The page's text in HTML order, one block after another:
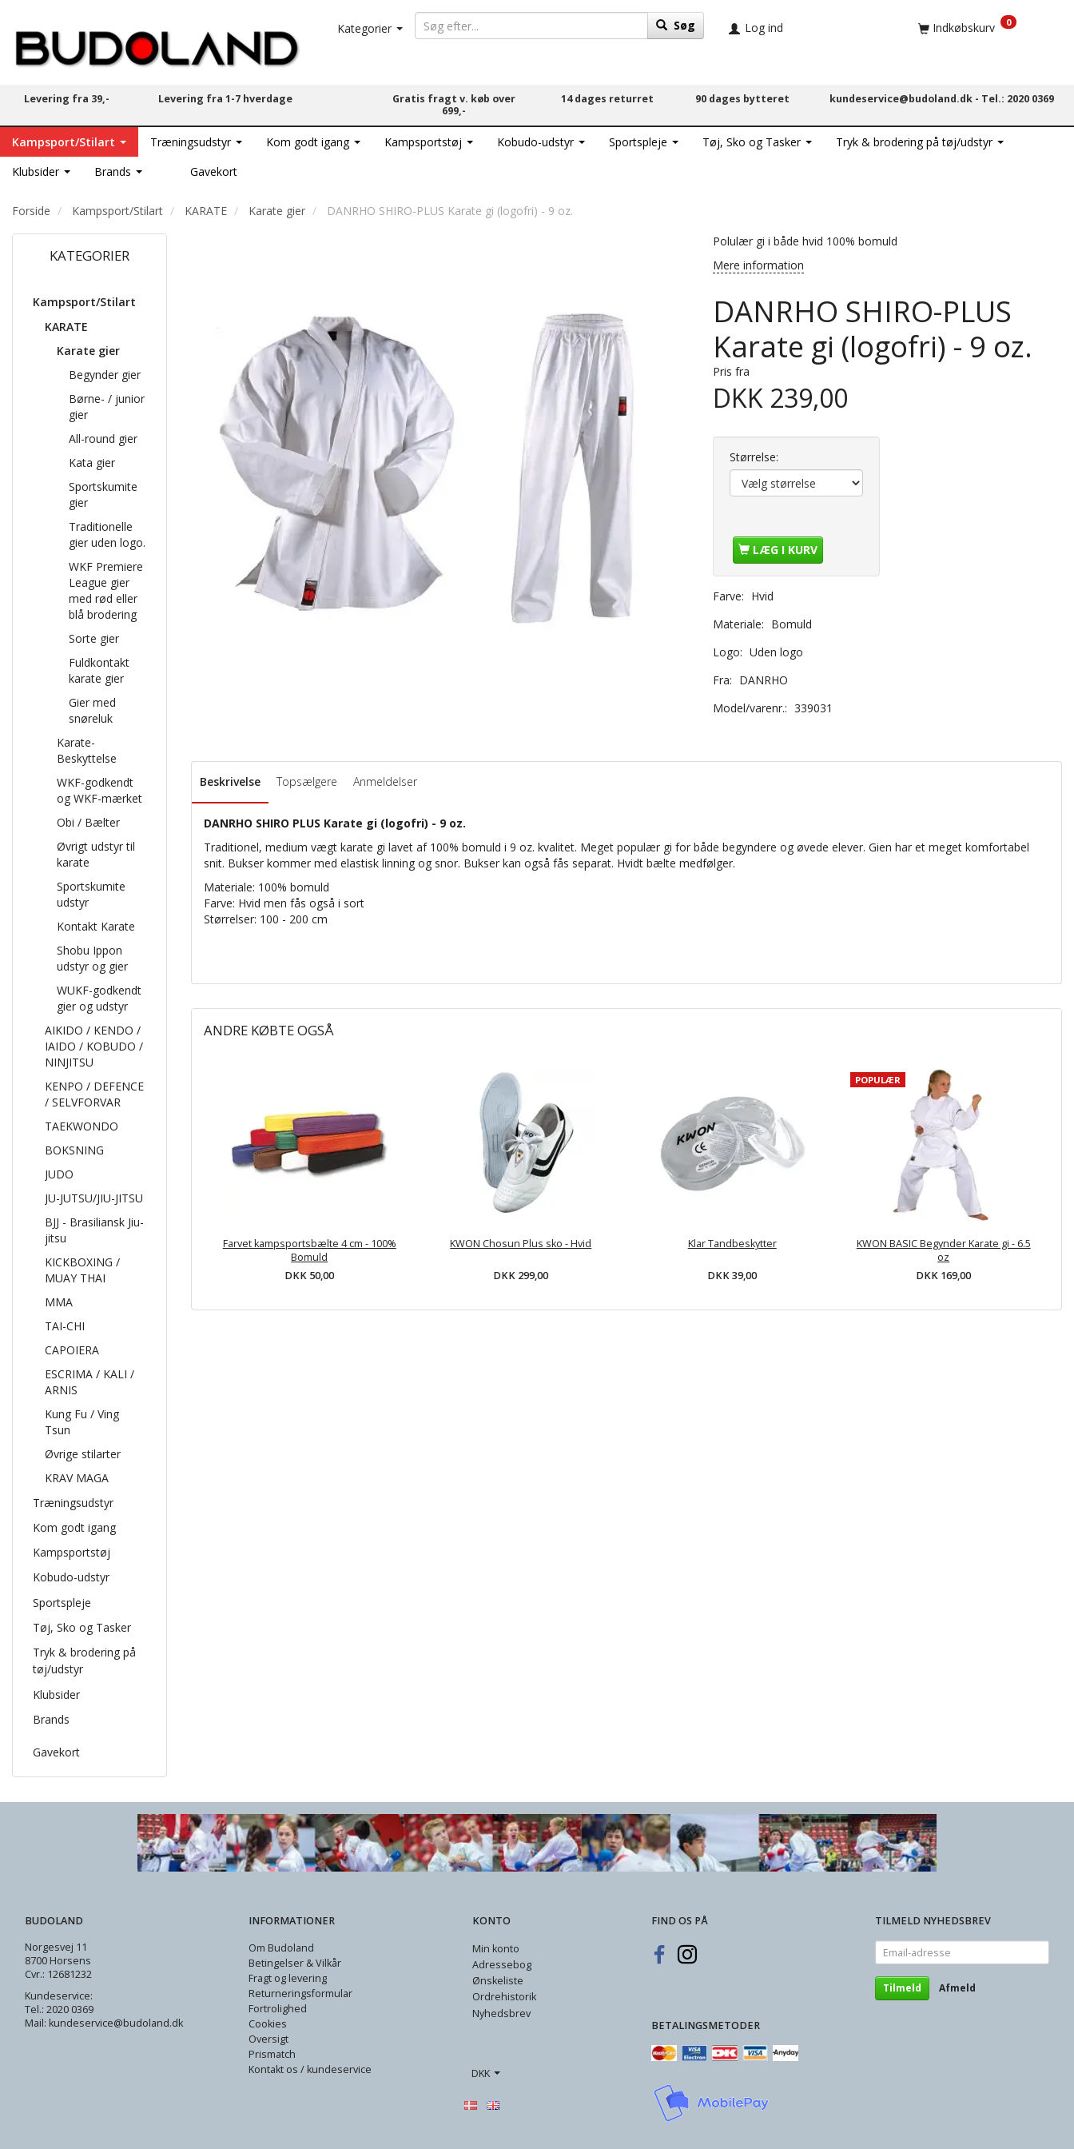
Kategorier Søg Log ind Indkøbskurv 0
Levering fra 39,- Levering fra 1-7 hverdage
Gratis fragt v. køb over
699,-
14 dages returret 90 dages bytteret kundeservice@budoland.dk - Tel.: 2020 0369
Kampsport/Stilart Træningsudstyr Kom godt igang Kampsportstøj Kobudo-udstyr Sportspleje Tøj, Sko og Tasker
Tryk & brodering på tøj/udstyr
Klubsider
Brands Gavekort
Forside Kampsport/Stilart KARATE Karate gier DANRHO SHIRO-PLUS Karate gi (logofri) - 9 oz.
KATEGORIER
Kampsport/Stilart
KARATE
Karate gier
Begynder gier
Børne- / junior
gier
All-round gier
Kata gier
Sportskumite
gier
Traditionelle
gier uden logo.
WKF Premiere
League gier
med rød eller
blå brodering
Sorte gier
Fuldkontakt
karate gier
Gier med
snøreluk
Karate-
Beskyttelse
WKF-godkendt
og WKF-mærket
Obi / Bælter
Øvrigt udstyr til
karate
Sportskumite
udstyr
Kontakt Karate
Shobu Ippon
udstyr og gier
WUKF-godkendt
gier og udstyr
AIKIDO / KENDO /
IAIDO / KOBUDO /
NINJITSU
KENPO / DEFENCE
/ SELVFORVAR
TAEKWONDO
BOKSNING
JUDO
JU-JUTSU/JIU-JITSU
BJJ - Brasiliansk Jiu-
jitsu
KICKBOXING /
MUAY THAI
MMA
TAI-CHI
CAPOIERA
ESCRIMA / KALI /
ARNIS
Kung Fu / Ving
Tsun
Øvrige stilarter
KRAV MAGA
Træningsudstyr
Kom godt igang
Kampsportstøj
Kobudo-udstyr
Sportspleje
Tøj, Sko og Tasker
Tryk & brodering på
tøj/udstyr
Klubsider
Brands
Gavekort
Polulær gi i både hvid 100% bomuld
Mere information
DANRHO SHIRO-PLUS
Karate gi (logofri) - 9 oz.
Pris fra
DKK 239,00
Størrelse:
LÆG I KURV
Farve: Hvid
Materiale: Bomuld
Logo: Uden logo
Fra: DANRHO
Model/varenr.: 339031
Beskrivelse Topsælgere Anmeldelser
DANRHO SHIRO PLUS Karate gi (logofri) - 9 oz.
Traditionel, medium vægt karate gi lavet af 100% bomuld i 9 oz. kvalitet. Meget populær gi for både begyndere og øvede elever. Gien har et meget komfortabel
snit. Bukser kommer med elastisk linning og snor. Bukser kan også fås separat. Hvidt bælte medfølger.
Materiale: 100% bomuld
Farve: Hvid men fås også i sort
Størrelser: 100 - 200 cm
ANDRE KØBTE OGSÅ
Farvet kampsportsbælte 4 cm - 100%
Bomuld
DKK 50,00
KWON Chosun Plus sko - Hvid
DKK 299,00
Klar Tandbeskytter
DKK 39,00
POPULÆR
KWON BASIC Begynder Karate gi - 6.5
oz
DKK 169,00
BUDOLAND
Norgesvej 11
8700 Horsens
Cvr.: 12681232
Kundeservice:
Tel.: 2020 0369
Mail: kundeservice@budoland.dk
INFORMATIONER
Om Budoland
Betingelser & Vilkår
Fragt og levering
Returneringsformular
Fortrolighed
Cookies
Oversigt
Prismatch
Kontakt os / kundeservice
KONTO
Min konto
Adressebog
Ønskeliste
Ordrehistorik
Nyhedsbrev
DKK
FIND OS PÅ
BETALINGSMETODER
TILMELD NYHEDSBREV
Email-
adresse
Tilmeld Afmeld